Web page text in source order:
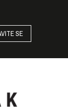
SE